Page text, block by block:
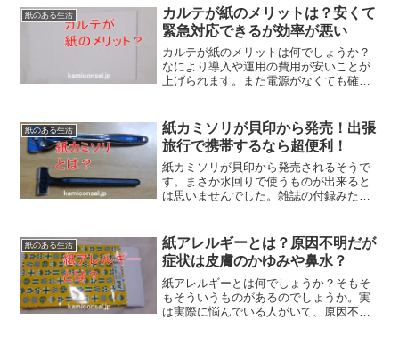
管ファイルは定期的な見直しで安全に管
理し大切な資産を守りたいですね！
紙のある生活
カルテが紙のメリットは？安くて
緊急対応できるが効率が悪い
カルテが紙のメリットは何でしょうか？
なにより導入や運用の費用が安いことが
上げられます。また電源がなくても確認
いと効率が悪い。カルテが紙のメリット
は多いですが併用も必要でしょう。
紙のある生活
紙カミソリが貝印から発売！出張
旅行で携帯するなら超便利！
紙カミソリが貝印から発売されるそうで
す。まさか水回りで使うものが出来ると
は思いませんでした。雑誌の付録みたい
出張旅行に持っていくときに超便利。紙
カミソリ使ってみたいです！
紙のある生活
紙アレルギーとは？原因不明だが
症状は皮膚のかゆみや鼻水？
紙アレルギーとは何でしょうか？そもそ
もそういうものがあるのでしょうか。実
は実際に悩んでいる人がいて、原因不明